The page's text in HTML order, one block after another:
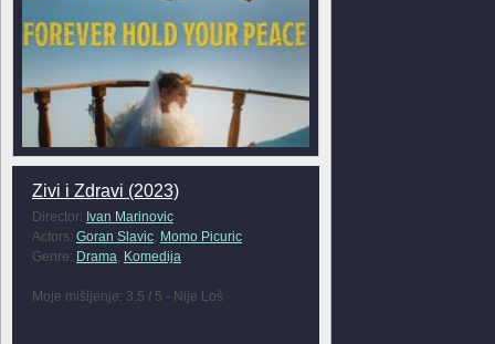
Zivi i Zdravi (2023)
Director: Ivan Marinovic
Actors: Goran Slavic, Momo Picuric
Genre: Drama, Komedija
Moje mišljenje: 3.5 / 5 - Nije Loš